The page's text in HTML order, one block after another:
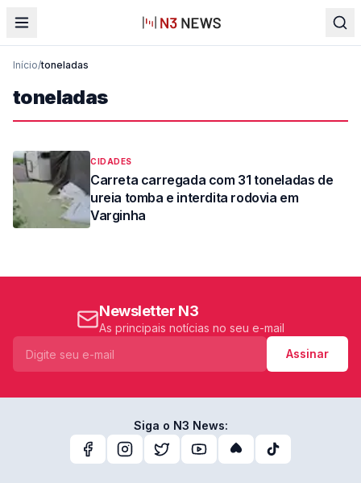
Início/toneladas
toneladas
CIDADES
Carreta carregada com 31 toneladas de
ureia tomba e interdita rodovia em
Varginha
Newsletter N3
As principais notícias no seu e-mail
Assinar
Siga o N3 News: